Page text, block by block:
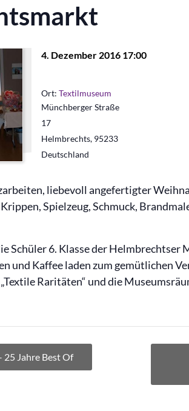
4. Dezember 2016 17:00
Ort: Textilmuseum
Münchberger Straße
17
Helmbrechts, 95233
Deutschland
liebevoll angefertigter
Spielzeug, Schmuck,
Schüler 6. Klasse der
und Kaffee laden zum gemütlichen
Raritäten“ und die
25 Jahre Best Of